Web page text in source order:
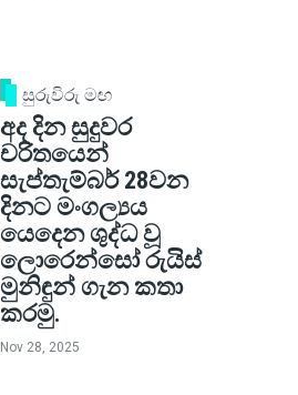
සුරුවිරු මඟ
අද දින සුදුවර
චරිතයෙන්
සැප්තැම්බර් 28වන
දිනට මංගල්‍යය
යෙදෙන ශුද්ධ වූ
ලොරෙන්සෝ රුයිස්
මුනිඳුන් ගැන කතා
කරමු.
Nov 28, 2025